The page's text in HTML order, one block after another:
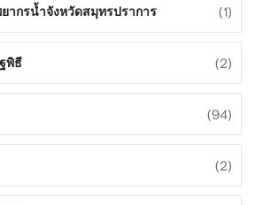
ากรน้ำจังหวัดสมุทรปราการ (1)
พิธี (2)
(94)
(2)